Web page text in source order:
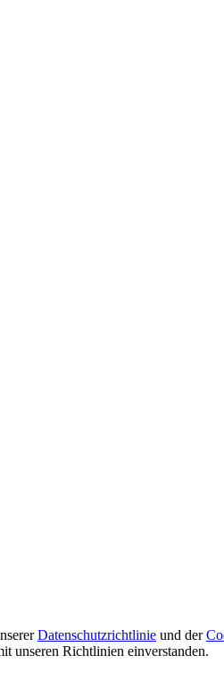
Datenschutzrichtlinie und der
unseren Richtlinien einverstanden.